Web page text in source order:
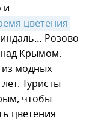
и
цветения
Розово-
Крымом.
из модных
Туристы
чтобы
цветения